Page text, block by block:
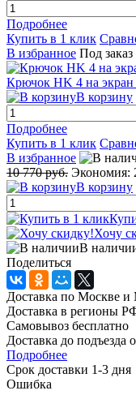
Подробнее
Купить в 1 клик
В избранное Под заказ
Крючок HK 4 на экран
В корзину
Подробнее
Купить в 1 клик
В избранное
10 770 руб. Экономия:
В корзину
Хочу
В
Поделиться
Доставка по Москве
Доставка в регионы
Самовывоз бесплатно
Доставка до подъезда
Подробнее
Срок доставки 1-3 дня
Ошибка